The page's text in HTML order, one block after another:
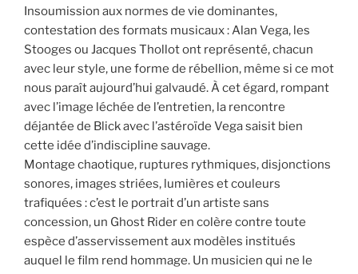
Insoumission aux normes de vie dominantes,
contestation des formats musicaux : Alan Vega, les
Stooges ou Jacques Thollot ont représenté, chacun
avec leur style, une forme de rébellion, même si ce mot
nous paraît aujourd’hui galvaudé. À cet égard, rompant
avec l’image léchée de l’entretien, la rencontre
déjantée de Blick avec l’astéroïde Vega saisit bien
cette idée d’indiscipline sauvage.
Montage chaotique, ruptures rythmiques, disjonctions
sonores, images striées, lumières et couleurs
trafiquées : c’est le portrait d’un artiste sans
concession, un Ghost Rider en colère contre toute
espèce d’asservissement aux modèles institués
auquel le film rend hommage. Un musicien qui ne le